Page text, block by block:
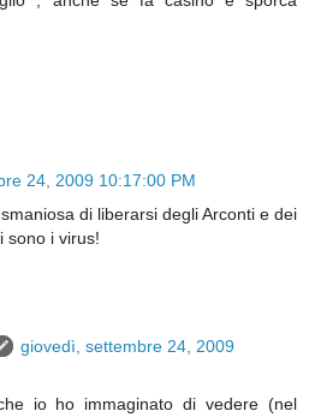
24, 2009 10:17:00 PM
di liberarsi degli Arconti e dei
sono i virus!
giovedì, settembre 24, 2009
io ho immaginato di vedere (nel